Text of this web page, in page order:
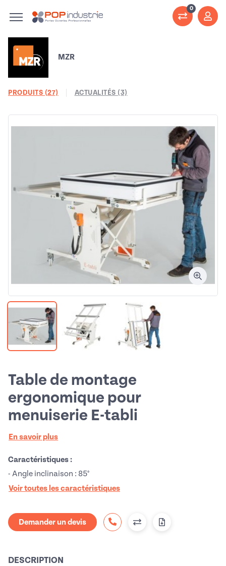
0
MZR
PRODUITS (27) ACTUALITÉS (3)
Table de montage
ergonomique pour
menuiserie E-tabli
En savoir plus
Caractéristiques :
- Angle inclinaison : 85°
Voir toutes les caractéristiques
Demander un devis
DESCRIPTION